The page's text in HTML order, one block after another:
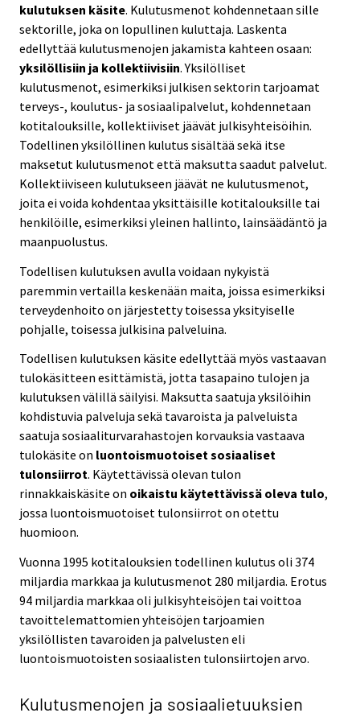
kulutuksen käsite. Kulutusmenot kohdennetaan sille
sektorille, joka on lopullinen kuluttaja. Laskenta
edellyttää kulutusmenojen jakamista kahteen osaan:
yksilöllisiin ja kollektiivisiin. Yksilölliset
kulutusmenot, esimerkiksi julkisen sektorin tarjoamat
terveys-, koulutus- ja sosiaalipalvelut, kohdennetaan
kotitalouksille, kollektiiviset jäävät julkisyhteisöihin.
Todellinen yksilöllinen kulutus sisältää sekä itse
maksetut kulutusmenot että maksutta saadut palvelut.
Kollektiiviseen kulutukseen jäävät ne kulutusmenot,
joita ei voida kohdentaa yksittäisille kotitalouksille tai
henkilöille, esimerkiksi yleinen hallinto, lainsäädäntö ja
maanpuolustus.
Todellisen kulutuksen avulla voidaan nykyistä
paremmin vertailla keskenään maita, joissa esimerkiksi
terveydenhoito on järjestetty toisessa yksityiselle
pohjalle, toisessa julkisina palveluina.
Todellisen kulutuksen käsite edellyttää myös vastaavan
tulokäsitteen esittämistä, jotta tasapaino tulojen ja
kulutuksen välillä säilyisi. Maksutta saatuja yksilöihin
kohdistuvia palveluja sekä tavaroista ja palveluista
saatuja sosiaaliturvarahastojen korvauksia vastaava
tulokäsite on luontoismuotoiset sosiaaliset
tulonsiirrot. Käytettävissä olevan tulon
rinnakkaiskäsite on oikaistu käytettävissä oleva tulo,
jossa luontoismuotoiset tulonsiirrot on otettu
huomioon.
Vuonna 1995 kotitalouksien todellinen kulutus oli 374
miljardia markkaa ja kulutusmenot 280 miljardia. Erotus
94 miljardia markkaa oli julkisyhteisöjen tai voittoa
tavoittelemattomien yhteisöjen tarjoamien
yksilöllisten tavaroiden ja palvelusten eli
luontoismuotoisten sosiaalisten tulonsiirtojen arvo.
Kulutusmenojen ja sosiaalietuuksien